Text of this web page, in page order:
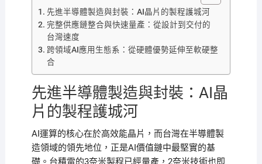
先進半導體製造與封裝：AI晶片的製程護城河
完整供應鏈整合與快速量產：從設計到交付的
台灣速度
跨領域AI應用生態系：從硬體優勢延伸至軟硬整
合
先進半導體製造與封裝：AI晶
片的製程護城河
AI運算的核心在於高效能晶片，而台灣在半導體製
造領域的領先地位，正是AI價值鏈中最堅實的基
礎。台積電的3奈米製程已經量產，2奈米技術也即